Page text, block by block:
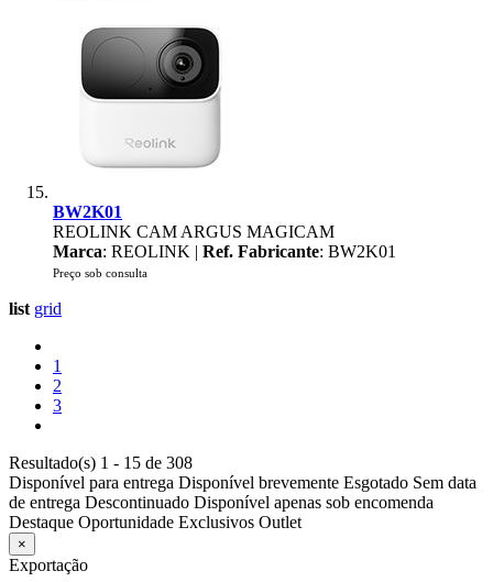
BW2K01
REOLINK CAM ARGUS MAGICAM
Marca: REOLINK | Ref. Fabricante: BW2K01
Preço sob consulta
list grid
1
2
3
Resultado(s) 1 - 15 de 308
Disponível para entrega Disponível brevemente Esgotado Sem data
de entrega Descontinuado Disponível apenas sob encomenda
Destaque Oportunidade Exclusivos Outlet
×
Exportação